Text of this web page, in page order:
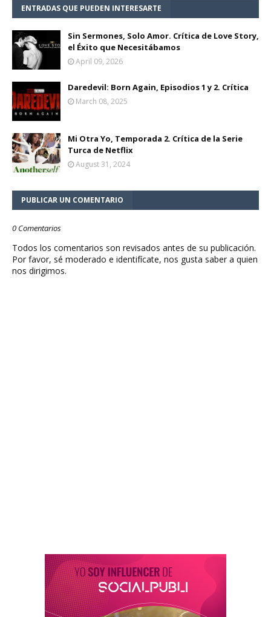
ENTRADAS QUE PUEDEN INTERESARTE
Sin Sermones, Solo Amor. Crítica de Love Story,
el Éxito que Necesitábamos
April 09, 2026
Daredevil: Born Again, Episodios 1 y 2. Crítica
March 08, 2025
Mi Otra Yo, Temporada 2. Crítica de la Serie
Turca de Netflix
August 31, 2024
PUBLICAR UN COMENTARIO
0 Comentarios
Todos los comentarios son revisados antes de su publicación.
Por favor, sé moderado e identifícate, nos gusta saber a quien
nos dirigimos.